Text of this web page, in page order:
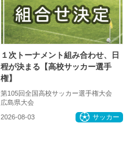
１次トーナメント組み合わせ、日
程が決まる【高校サッカー選手
権】
第105回全国高校サッカー選手権大会
広島県大会
2026-08-03 サッカー